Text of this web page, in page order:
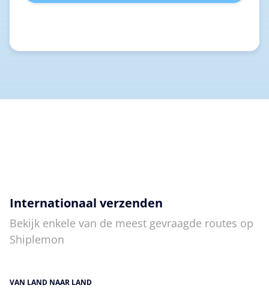
Internationaal verzenden
Bekijk enkele van de meest gevraagde routes op
Shiplemon
VAN LAND NAAR LAND